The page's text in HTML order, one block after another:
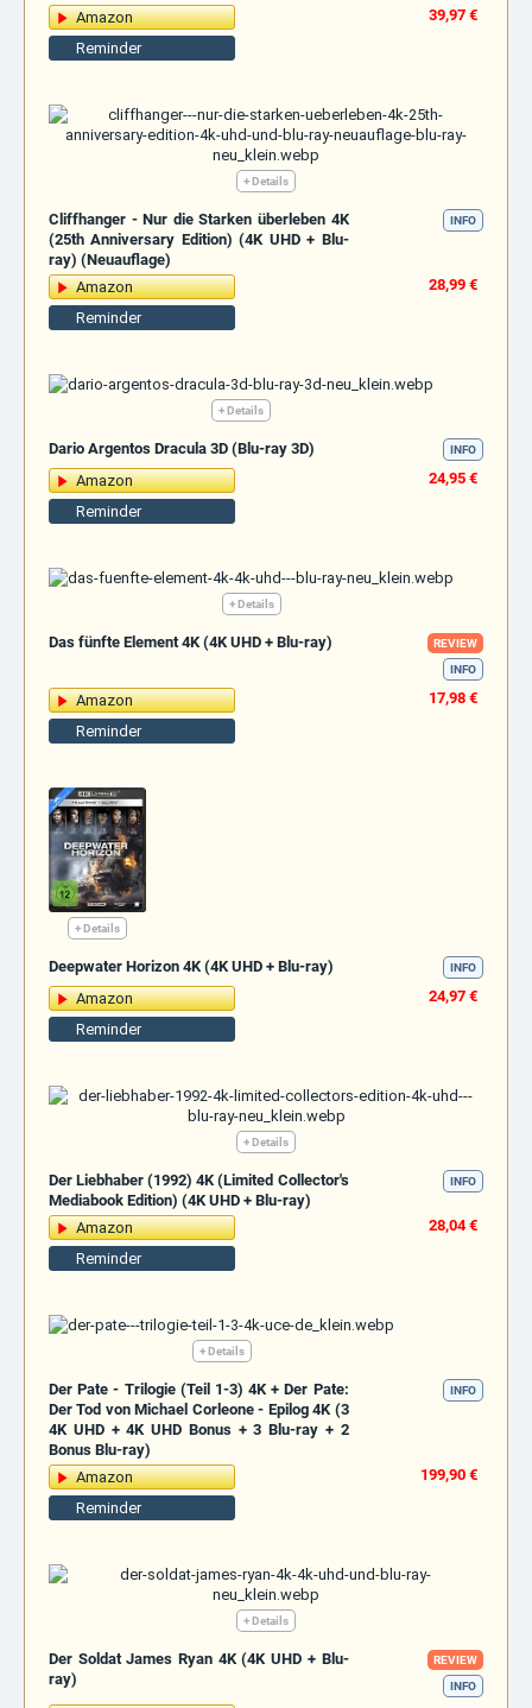
Amazon
39,97 €
Reminder
+ Details
Cliffhanger - Nur die Starken überleben 4K
(25th Anniversary Edition) (4K UHD + Blu-
ray) (Neuauflage)
INFO
Amazon
28,99 €
Reminder
+ Details
Dario Argentos Dracula 3D (Blu-ray 3D) INFO
Amazon
24,95 €
Reminder
+ Details
Das fünfte Element 4K (4K UHD + Blu-ray)
REVIEW
INFO
Amazon
17,98 €
Reminder
+ Details
Deepwater Horizon 4K (4K UHD + Blu-ray) INFO
Amazon
24,97 €
Reminder
+ Details
Der Liebhaber (1992) 4K (Limited Collector's
Mediabook Edition) (4K UHD + Blu-ray)
INFO
Amazon
28,04 €
Reminder
+ Details
Der Pate - Trilogie (Teil 1-3) 4K + Der Pate:
Der Tod von Michael Corleone - Epilog 4K (3
4K UHD + 4K UHD Bonus + 3 Blu-ray + 2
Bonus Blu-ray)
INFO
Amazon
199,90 €
Reminder
+ Details
Der Soldat James Ryan 4K (4K UHD + Blu-
ray)
REVIEW
INFO